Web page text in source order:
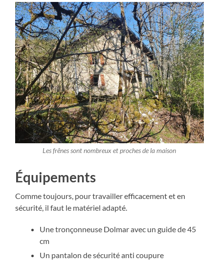
Les frênes sont nombreux et proches de la maison
Équipements
Comme toujours, pour travailler efficacement et en
sécurité, il faut le matériel adapté.
Une tronçonneuse Dolmar avec un guide de 45
cm
Un pantalon de sécurité anti coupure